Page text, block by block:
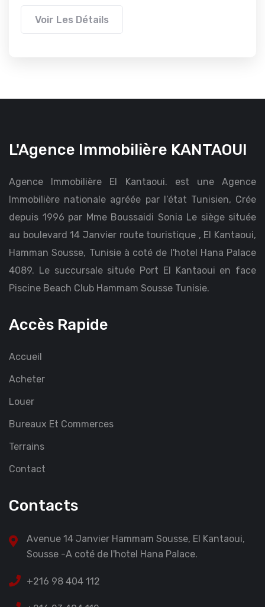
Voir Les Détails
L'Agence Immobilière KANTAOUI
Agence Immobilière El Kantaoui. est une Agence
Immobilière nationale agréée par l’état Tunisien, Crée
depuis 1996 par Mme Boussaidi Sonia Le siège située
au boulevard 14 Janvier route touristique , El Kantaoui,
Hamman Sousse, Tunisie à coté de l'hotel Hana Palace
4089. Le succursale située Port El Kantaoui en face
Piscine Beach Club Hammam Sousse Tunisie.
Accès Rapide
Accueil
Acheter
Louer
Bureaux Et Commerces
Terrains
Contact
Contacts
Avenue 14 Janvier Hammam Sousse, El Kantaoui,
Sousse -A coté de l'hotel Hana Palace.
+216 98 404 112